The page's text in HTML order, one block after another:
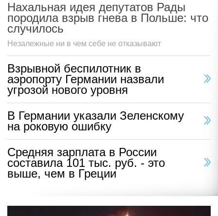
Нахальная идея депутатов Рады
породила взрыв гнева в Польше: что
случилось
Незалежные ни в чем себе не отказывают
Взрывной беспилотник в
аэропорту Германии назвали
угрозой нового уровня
В Германии указали Зеленскому
на роковую ошибку
Средняя зарплата в России
составила 101 тыс. руб. - это
выше, чем в Греции